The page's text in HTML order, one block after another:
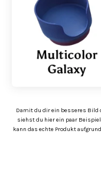
Damit du dir ein besseres Bild
siehst du hier ein paar
kann das echte Produkt